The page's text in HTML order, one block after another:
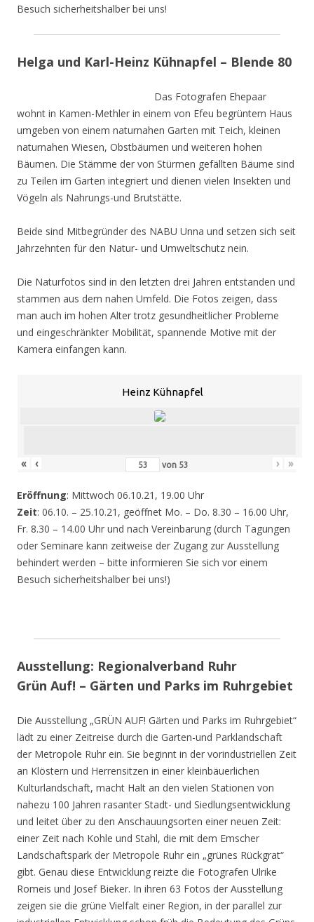
Besuch sicherheitshalber bei uns!
Helga und Karl-Heinz Kühnapfel – Blende 80
Das Fotografen Ehepaar
wohnt in Kamen-Methler in einem von Efeu begrüntem Haus
umgeben von einem naturnahen Garten mit Teich, kleinen
naturnahen Wiesen, Obstbäumen und weiteren hohen
Bäumen. Die Stämme der von Stürmen gefällten Bäume sind
zu Teilen im Garten integriert und dienen vielen Insekten und
Vögeln als Nahrungs-und Brutstätte.
Beide sind Mitbegründer des NABU Unna und setzen sich seit
Jahrzehnten für den Natur- und Umweltschutz nein.
Die Naturfotos sind in den letzten drei Jahren entstanden und
stammen aus dem nahen Umfeld. Die Fotos zeigen, dass
man auch im hohen Alter trotz gesundheitlicher Probleme
und eingeschränkter Mobilität, spannende Motive mit der
Kamera einfangen kann.
Heinz Kühnapfel
« ‹ von 53 › »
Eröffnung: Mittwoch 06.10.21, 19.00 Uhr
Zeit: 06.10. – 25.10.21, geöffnet Mo. – Do. 8.30 – 16.00 Uhr,
Fr. 8.30 – 14.00 Uhr und nach Vereinbarung (durch Tagungen
oder Seminare kann zeitweise der Zugang zur Ausstellung
behindert werden – bitte informieren Sie sich vor einem
Besuch sicherheitshalber bei uns!)
Ausstellung: Regionalverband Ruhr
Grün Auf! – Gärten und Parks im Ruhrgebiet
Die Ausstellung „GRÜN AUF! Gärten und Parks im Ruhrgebiet“
lädt zu einer Zeitreise durch die Garten-und Parklandschaft
der Metropole Ruhr ein. Sie beginnt in der vorindustriellen Zeit
an Klöstern und Herrensitzen in einer kleinbäuerlichen
Kulturlandschaft, macht Halt an den vielen Stationen von
nahezu 100 Jahren rasanter Stadt- und Siedlungsentwicklung
und leitet über zu den Anschauungsorten einer neuen Zeit:
einer Zeit nach Kohle und Stahl, die mit dem Emscher
Landschaftspark der Metropole Ruhr ein „grünes Rückgrat“
gibt. Genau diese Entwicklung reizte die Fotografen Ulrike
Romeis und Josef Bieker. In ihren 63 Fotos der Ausstellung
zeigen sie die grüne Vielfalt einer Region, in der parallel zur